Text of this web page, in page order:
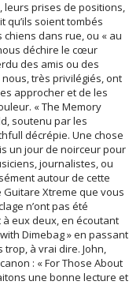
leurs prises de positions,
qu’ils soient tombés
dans rue, ou « au
déchire le cœur
des amis ou des
très privilégiés, ont
approcher et de les
« The Memory
soutenu par les
décrépie. Une chose
un jour de noirceur pour
journalistes, ou
autour de cette
Xtreme que vous
n’ont pas été
eux deux, en écoutant
Dimebag » en passant
trop, à vrai dire. John,
: « For Those About
une bonne lecture et